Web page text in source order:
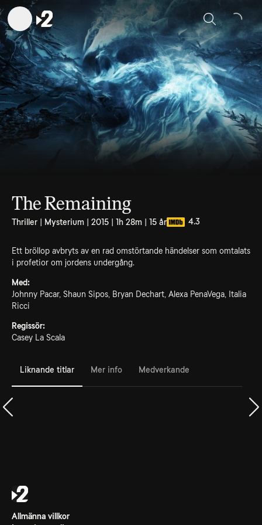
Sök
The Remaining
Thriller | Mysterium | 2015 | 1h 28m | 15 år 4.3
Ett bröllop avbryts av en rad omstörtande händelser som omtalats
i profetior om jordens undergång.
Med:
Johnny Pacar, Shaun Sipos, Bryan Dechart, Alexa PenaVega, Italia
Ricci
Regissör:
Casey La Scala
Liknande titlar Mer info Medverkande
Allmänna villkor